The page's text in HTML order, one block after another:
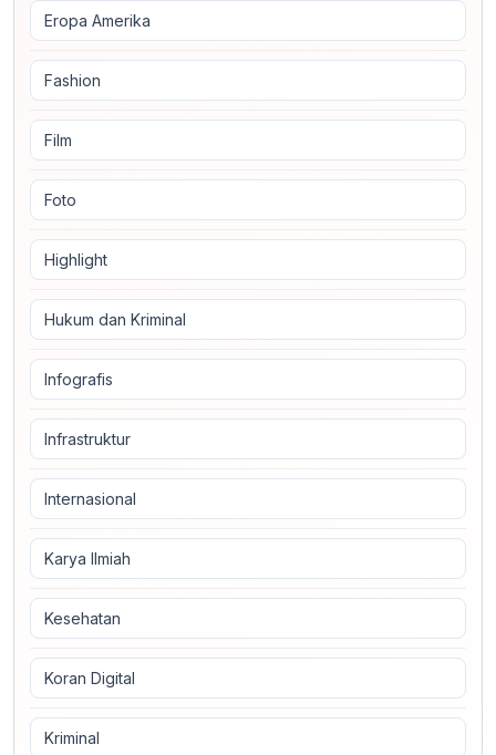
Eropa Amerika
Fashion
Film
Foto
Highlight
Hukum dan Kriminal
Infografis
Infrastruktur
Internasional
Karya Ilmiah
Kesehatan
Koran Digital
Kriminal